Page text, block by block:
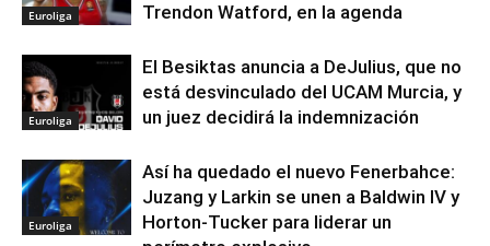
Euroliga
Trendon Watford, en la agenda
Euroliga
El Besiktas anuncia a DeJulius, que no
está desvinculado del UCAM Murcia, y
un juez decidirá la indemnización
Euroliga
Así ha quedado el nuevo Fenerbahce:
Juzang y Larkin se unen a Baldwin IV y
Horton-Tucker para liderar un